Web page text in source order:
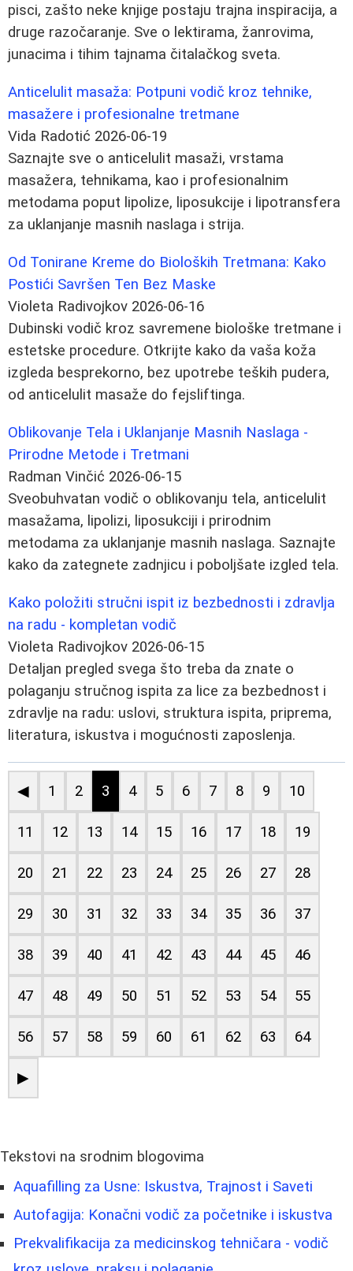
pisci, zašto neke knjige postaju trajna inspiracija, a
druge razočaranje. Sve o lektirama, žanrovima,
junacima i tihim tajnama čitalačkog sveta.
Anticelulit masaža: Potpuni vodič kroz tehnike,
masažere i profesionalne tretmane
Vida Radotić 2026-06-19
Saznajte sve o anticelulit masaži, vrstama
masažera, tehnikama, kao i profesionalnim
metodama poput lipolize, liposukcije i lipotransfera
za uklanjanje masnih naslaga i strija.
Od Tonirane Kreme do Bioloških Tretmana: Kako
Postići Savršen Ten Bez Maske
Violeta Radivojkov 2026-06-16
Dubinski vodič kroz savremene biološke tretmane i
estetske procedure. Otkrijte kako da vaša koža
izgleda besprekorno, bez upotrebe teških pudera,
od anticelulit masaže do fejsliftinga.
Oblikovanje Tela i Uklanjanje Masnih Naslaga -
Prirodne Metode i Tretmani
Radman Vinčić 2026-06-15
Sveobuhvatan vodič o oblikovanju tela, anticelulit
masažama, lipolizi, liposukciji i prirodnim
metodama za uklanjanje masnih naslaga. Saznajte
kako da zategnete zadnjicu i poboljšate izgled tela.
Kako položiti stručni ispit iz bezbednosti i zdravlja
na radu - kompletan vodič
Violeta Radivojkov 2026-06-15
Detaljan pregled svega što treba da znate o
polaganju stručnog ispita za lice za bezbednost i
zdravlje na radu: uslovi, struktura ispita, priprema,
literatura, iskustva i mogućnosti zaposlenja.
◀ 1 2 3 4 5 6 7 8 9 10
11 12 13 14 15 16 17 18 19
20 21 22 23 24 25 26 27 28
29 30 31 32 33 34 35 36 37
38 39 40 41 42 43 44 45 46
47 48 49 50 51 52 53 54 55
56 57 58 59 60 61 62 63 64
▶
Tekstovi na srodnim blogovima
Aquafilling za Usne: Iskustva, Trajnost i Saveti
Autofagija: Konačni vodič za početnike i iskustva
Prekvalifikacija za medicinskog tehničara - vodič